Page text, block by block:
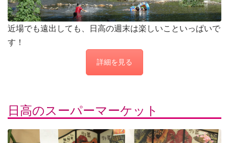
近場でも遠出しても、日高の週末は楽しいこといっぱいで
す！
詳細を見る
日高のスーパーマーケット